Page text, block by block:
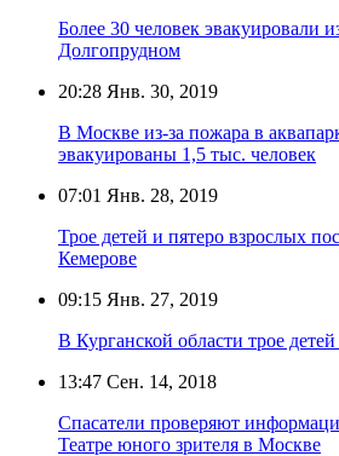
Более 30 человек эвакуировали
Долгопрудном
20:28 Янв. 30, 2019
В Москве из-за пожара в
эвакуированы 1,5 тыс. человек
07:01 Янв. 28, 2019
Трое детей и пятеро взрослых
Кемерове
09:15 Янв. 27, 2019
В Курганской области трое
13:47 Сен. 14, 2018
Спасатели проверяют
Театре юного зрителя в Москве